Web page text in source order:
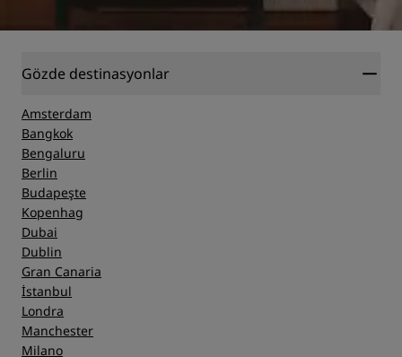
Gözde destinasyonlar
Amsterdam
Bangkok
Bengaluru
Berlin
Budapeşte
Kopenhag
Dubai
Dublin
Gran Canaria
İstanbul
Londra
Manchester
Milano